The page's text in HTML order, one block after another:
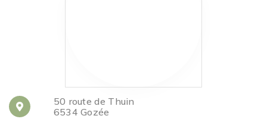
50 route de Thuin
6534 Gozée